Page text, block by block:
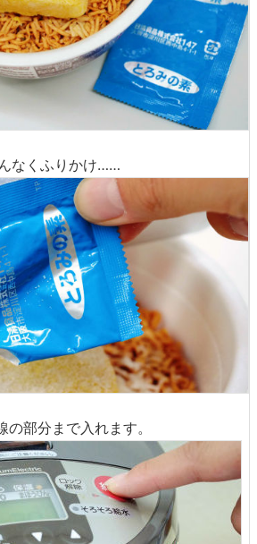
なくふりかけ……
部分まで入れます。